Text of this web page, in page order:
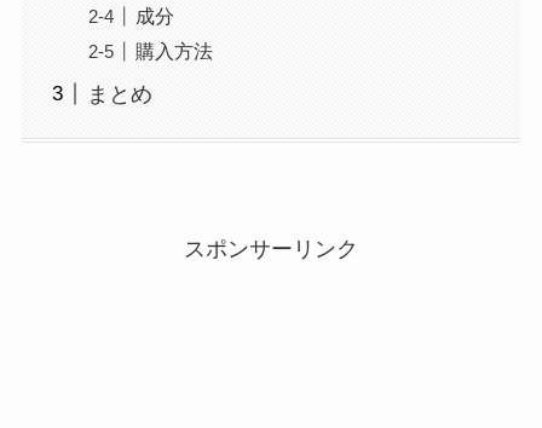
成分
購入方法
まとめ
スポンサーリンク